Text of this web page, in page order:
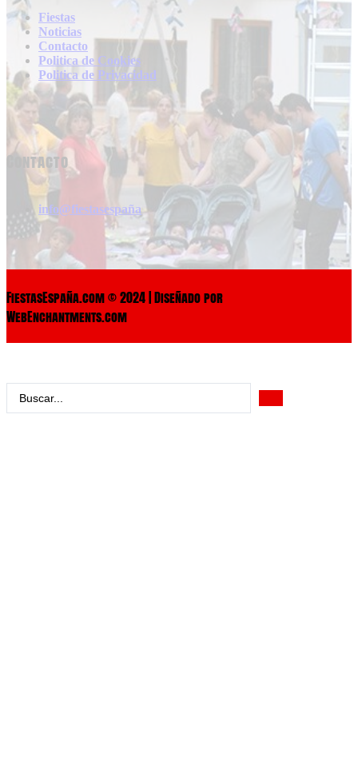
Fiestas
Noticias
Contacto
Politica de Cookies
Politica de Privacidad
Contacto
info@fiestasespaña
FiestasEspaña.com © 2024 | Diseñado por
WebEnchantments.com